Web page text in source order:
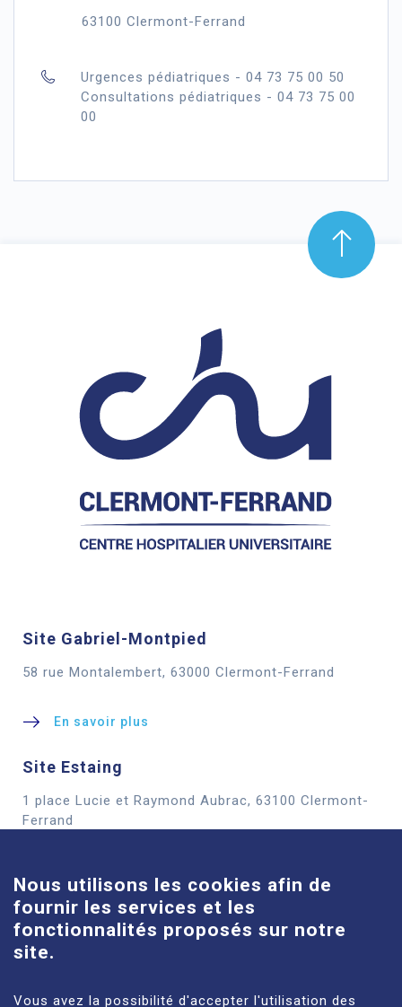
63100 Clermont-Ferrand
Urgences pédiatriques - 04 73 75 00 50
Consultations pédiatriques - 04 73 75 00
00
Site Gabriel-Montpied
58 rue Montalembert, 63000 Clermont-Ferrand
En savoir plus
Site Estaing
1 place Lucie et Raymond Aubrac, 63100 Clermont-
Ferrand
Site Louise-Michel
61 route de Châteaugay, 63118 Cébazat
En savoir plus
Nous utilisons les cookies afin de
fournir les services et les
fonctionnalités proposés sur notre
site.
Vous avez la possibilité d'accepter l'utilisation des